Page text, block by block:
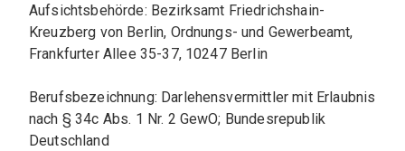
Aufsichtsbehörde: Bezirksamt Friedrichshain-
Kreuzberg von Berlin, Ordnungs- und Gewerbeamt,
Frankfurter Allee 35-37, 10247 Berlin
Berufsbezeichnung: Darlehensvermittler mit Erlaubnis
nach § 34c Abs. 1 Nr. 2 GewO; Bundesrepublik
Deutschland